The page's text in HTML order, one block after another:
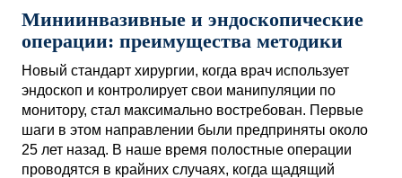
Миниинвазивные и эндоскопические
операции: преимущества методики
Новый стандарт хирургии, когда врач использует
эндоскоп и контролирует свои манипуляции по
монитору, стал максимально востребован. Первые
шаги в этом направлении были предприняты около
25 лет назад. В наше время полостные операции
проводятся в крайних случаях, когда щадящий